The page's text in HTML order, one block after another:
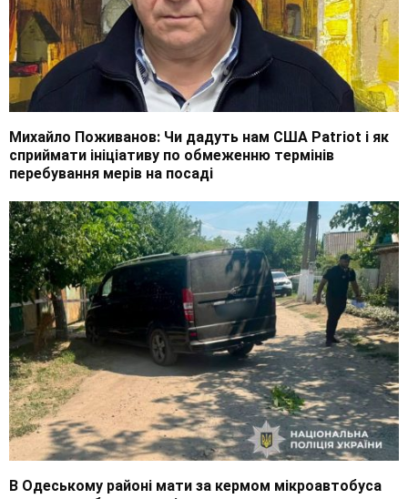
Михайло Поживанов: Чи дадуть нам США Patriot і як
сприймати ініціативу по обмеженню термінів
перебування мерів на посаді
В Одеському районі мати за кермом мікроавтобуса